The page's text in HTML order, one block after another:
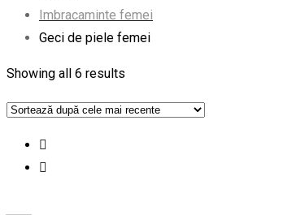
Imbracaminte femei
Geci de piele femei
Showing all 6 results
order